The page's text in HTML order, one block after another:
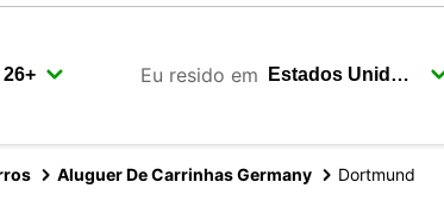
Eu resido em
Aluguer De Carrinhas Germany Dortmund